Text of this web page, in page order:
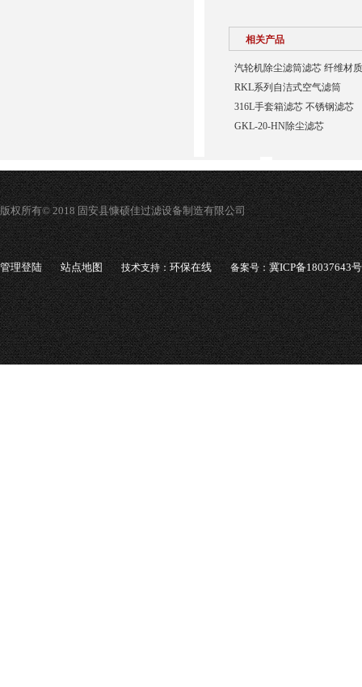
相关产品
汽轮机除尘滤筒滤芯 纤维材质
RKL系列自洁式空气滤筒
316L手套箱滤芯 不锈钢滤芯
GKL-20-HN除尘滤芯
版权所有© 2018 固安县慷硕佳过滤设备制造有限公司
管理登陆 站点地图 技术支持：环保在线 备案号：冀ICP备18037643